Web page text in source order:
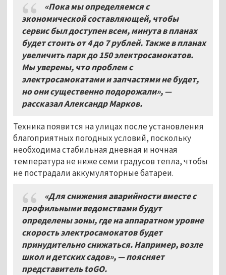
«Пока мы определяемся с
экономической составляющей, чтобы
сервис был доступен всем, минута в планах
будет стоить от 4 до 7 рублей. Также в планах
увеличить парк до 150 электросамокатов.
Мы уверены, что проблем с
электросамокатами и запчастями не будет,
но они существенно подорожали», —
рассказал Александр Марков.
Техника появится на улицах после установления
благоприятных погодных условий, поскольку
необходима стабильная дневная и ночная
температура не ниже семи градусов тепла, чтобы
не пострадали аккумуляторные батареи.
«Для снижения аварийности вместе с
профильными ведомствами будут
определены зоны, где на аппаратном уровне
скорость электросамокатов будет
принудительно снижаться. Например, возле
школ и детских садов», — поясняет
представитель toGO.